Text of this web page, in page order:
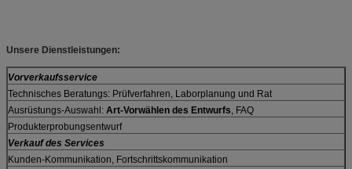
Unsere Dienstleistungen:
Vorverkaufsservice
Technisches Beratungs: Prüfverfahren, Laborplanung und Rat
Ausrüstungs-Auswahl: Art-Vorwählen des Entwurfs, FAQ
Produkterprobungsentwurf
Verkauf des Services
Kunden-Kommunikation, Fortschrittskommunikation